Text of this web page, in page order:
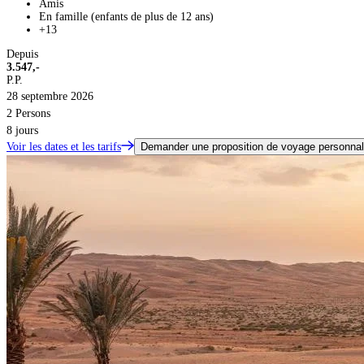
Amis
En famille (enfants de plus de 12 ans)
+13
Depuis
3.547,-
P.P.
28 septembre 2026
2 Persons
8 jours
Voir les dates et les tarifs
Demander une proposition de voyage